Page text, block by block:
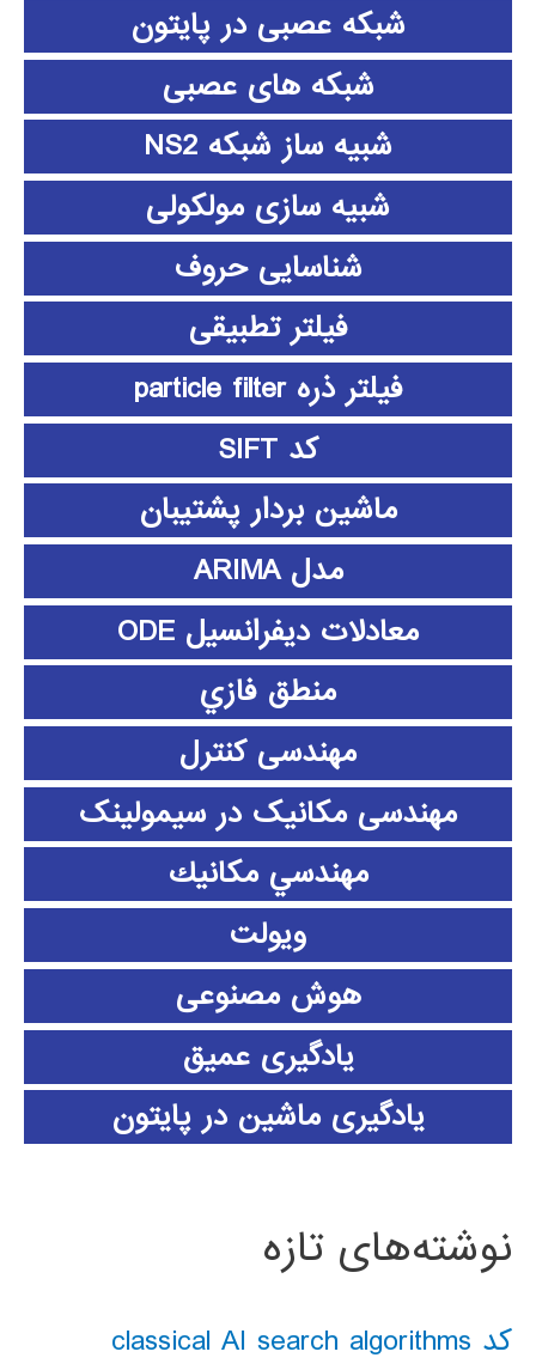
شبکه عصبی در پایتون
شبکه های عصبی
شبیه ساز شبکه NS2
شبیه سازی مولکولی
شناسایی حروف
فیلتر تطبیقی
فیلتر ذره particle filter
کد SIFT
ماشین بردار پشتیبان
مدل ARIMA
معادلات دیفرانسیل ODE
منطق فازي
مهندسی کنترل
مهندسی مکانیک در سیمولینک
مهندسي مكانيك
ویولت
هوش مصنوعی
یادگیری عمیق
یادگیری ماشین در پایتون
نوشته‌های تازه
کد classical AI search algorithms